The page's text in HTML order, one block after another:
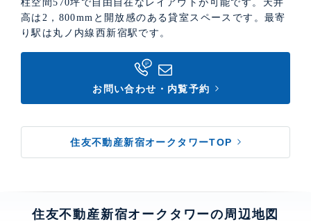
柱空間570坪で自由自在なレイアウトが可能です。天井
高は2，800mmと開放感のある貸室スペースです。最寄
り駅は丸ノ内線西新宿駅です。
お問い合わせ・内覧予約
住友不動産新宿オークタワーTOP
住友不動産新宿オークタワーの周辺地図